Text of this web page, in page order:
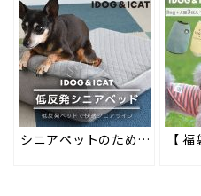
シニアペットのための高品質ペットアイテム「UNAGE(アンエイジ)」シリーズの新作「低反発シニアベッド」が2022年9月5日より順次販売開始！